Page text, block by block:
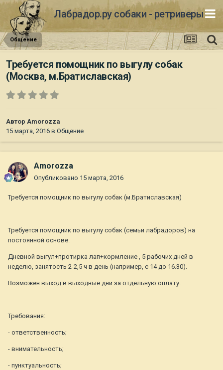
Лабрадор.ру собаки - ретриверы
Общение
Требуется помощник по выгулу собак
(Москва, м.Братиславская)
Автор Amorozza
15 марта, 2016 в Общение
Amorozza
Опубликовано 15 марта, 2016
Требуется помощник по выгулу собак (м.Братиславская)
Требуется помощник по выгулу собак (семьи лабрадоров) на
постоянной основе.
Дневной выгул+протирка лап+кормление , 5 рабочих дней в
неделю, занятость 2-2,5 ч в день (например, с 14 до 16.30).
Возможен выход в выходные дни за отдельную оплату.
Требования:
- ответственность;
- внимательность;
- пунктуальность;